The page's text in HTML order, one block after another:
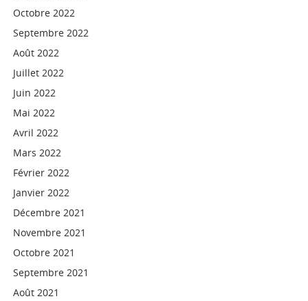
Octobre 2022
Septembre 2022
Août 2022
Juillet 2022
Juin 2022
Mai 2022
Avril 2022
Mars 2022
Février 2022
Janvier 2022
Décembre 2021
Novembre 2021
Octobre 2021
Septembre 2021
Août 2021